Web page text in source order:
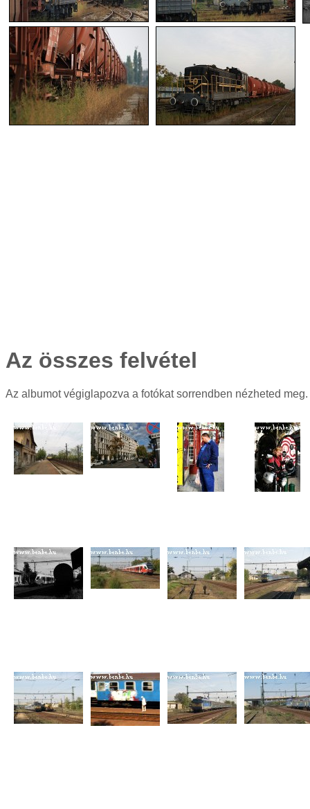
Az összes felvétel
Az albumot végiglapozva a fotókat sorrendben nézheted meg.